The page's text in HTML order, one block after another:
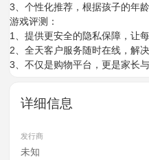
3、个性化推荐，根据孩子的年
游戏评测：
1、提供更安全的隐私保障，让
2、全天客户服务随时在线，解
3、不仅是购物平台，更是家长
详细信息
发行商
未知